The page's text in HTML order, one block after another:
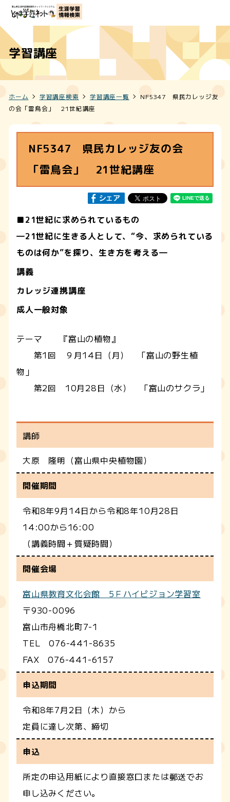
学習講座
ホーム 学習講座検索 学習講座一覧
NF5347 県民カレッジ友
の会「雷鳥会」 21世紀講座
NF5347 県民カレッジ友の会
「雷鳥会」 21世紀講座
■21世紀に求められているもの
―21世紀に生きる人として、“今、求められている
ものは何か”を探り、生き方を考える―
講義
カレッジ連携講座
成人一般対象
テーマ 『富山の植物』
第1回 ９月14日（月） 「富山の野生植
物」
第2回 10月28日（水） 「富山のサクラ」
講師
大原 隆明（富山県中央植物園）
開催期間
令和8年9月14日から令和8年10月28日
14:00から16:00
（講義時間＋質疑時間）
開催会場
富山県教育文化会館 5Ｆハイビジョン学習室
〒930-0096
富山市舟橋北町7-1
TEL 076-441-8635
FAX 076-441-6157
申込期間
令和8年7月2日（木）から
定員に達し次第、締切
申込
所定の申込用紙により直接窓口または郵送でお
申し込みください。